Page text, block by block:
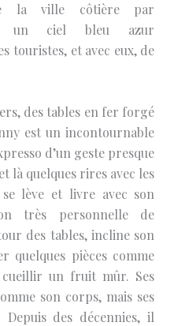
la ville côtière par
un ciel bleu azur
touristes, et avec eux, de
des tables en fer forgé
est un incontournable
d’un geste presque
là quelques rires avec les
lève et livre avec son
très personnelle de
des tables, incline son
quelques pièces comme
un fruit mûr. Ses
son corps, mais ses
Depuis des décennies, il